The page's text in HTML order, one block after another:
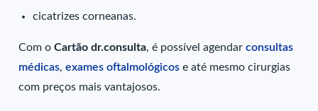
cicatrizes corneanas.
Com o Cartão dr.consulta, é possível agendarconsultas
médicas,exames oftalmológicose até mesmo cirurgias
com preços mais vantajosos.